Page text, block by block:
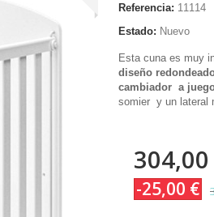
Referencia: 11114
Estado: Nuevo
Esta cuna es muy
diseño
cambiador a
somier y un lateral
-25,00 €